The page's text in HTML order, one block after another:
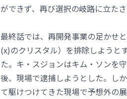
ができず、再び選択の岐路に立た
最終話では、再開発事業の足かせ
(x)のクリスタル）を排除しようと
た。キ・スジョンはキム・ソンを
後、現場で逮捕しようとした。し
て駆けつけてきた現場で予想外の